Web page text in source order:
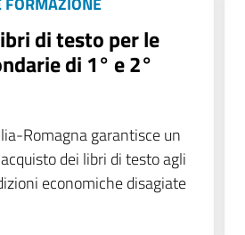
di testo per le
di 1° e 2°
Romagna garantisce un
dei libri di testo agli
economiche disagiate